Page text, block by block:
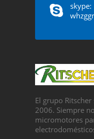
skype:
El grupo
2006. Siempre
micromotores